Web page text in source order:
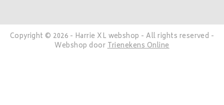
Copyright © 2026 - Harrie XL webshop - All rights reserved -
Webshop doorTrienekens Online